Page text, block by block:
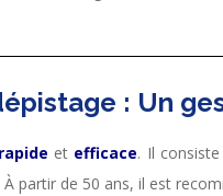
: Un
rapide et efficace. Il
À partir de 50 ans, il est